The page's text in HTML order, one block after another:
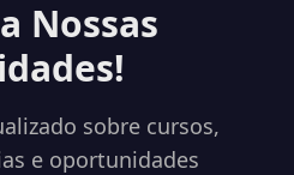
Nossas
sobre cursos,
e oportunidades